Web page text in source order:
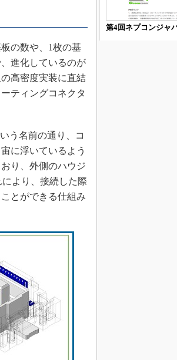
の数や、1枚の基
進化しているのが
高密度実装に直結
ティングコネクタ
う名前の通り、コ
に浮いているよう
り、外側のハウジ
より、接続した際
とができる仕組み
第4回ネプコンジャ